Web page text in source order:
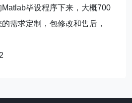
毕设程序下来，大概700
需求定制，包修改和售后，